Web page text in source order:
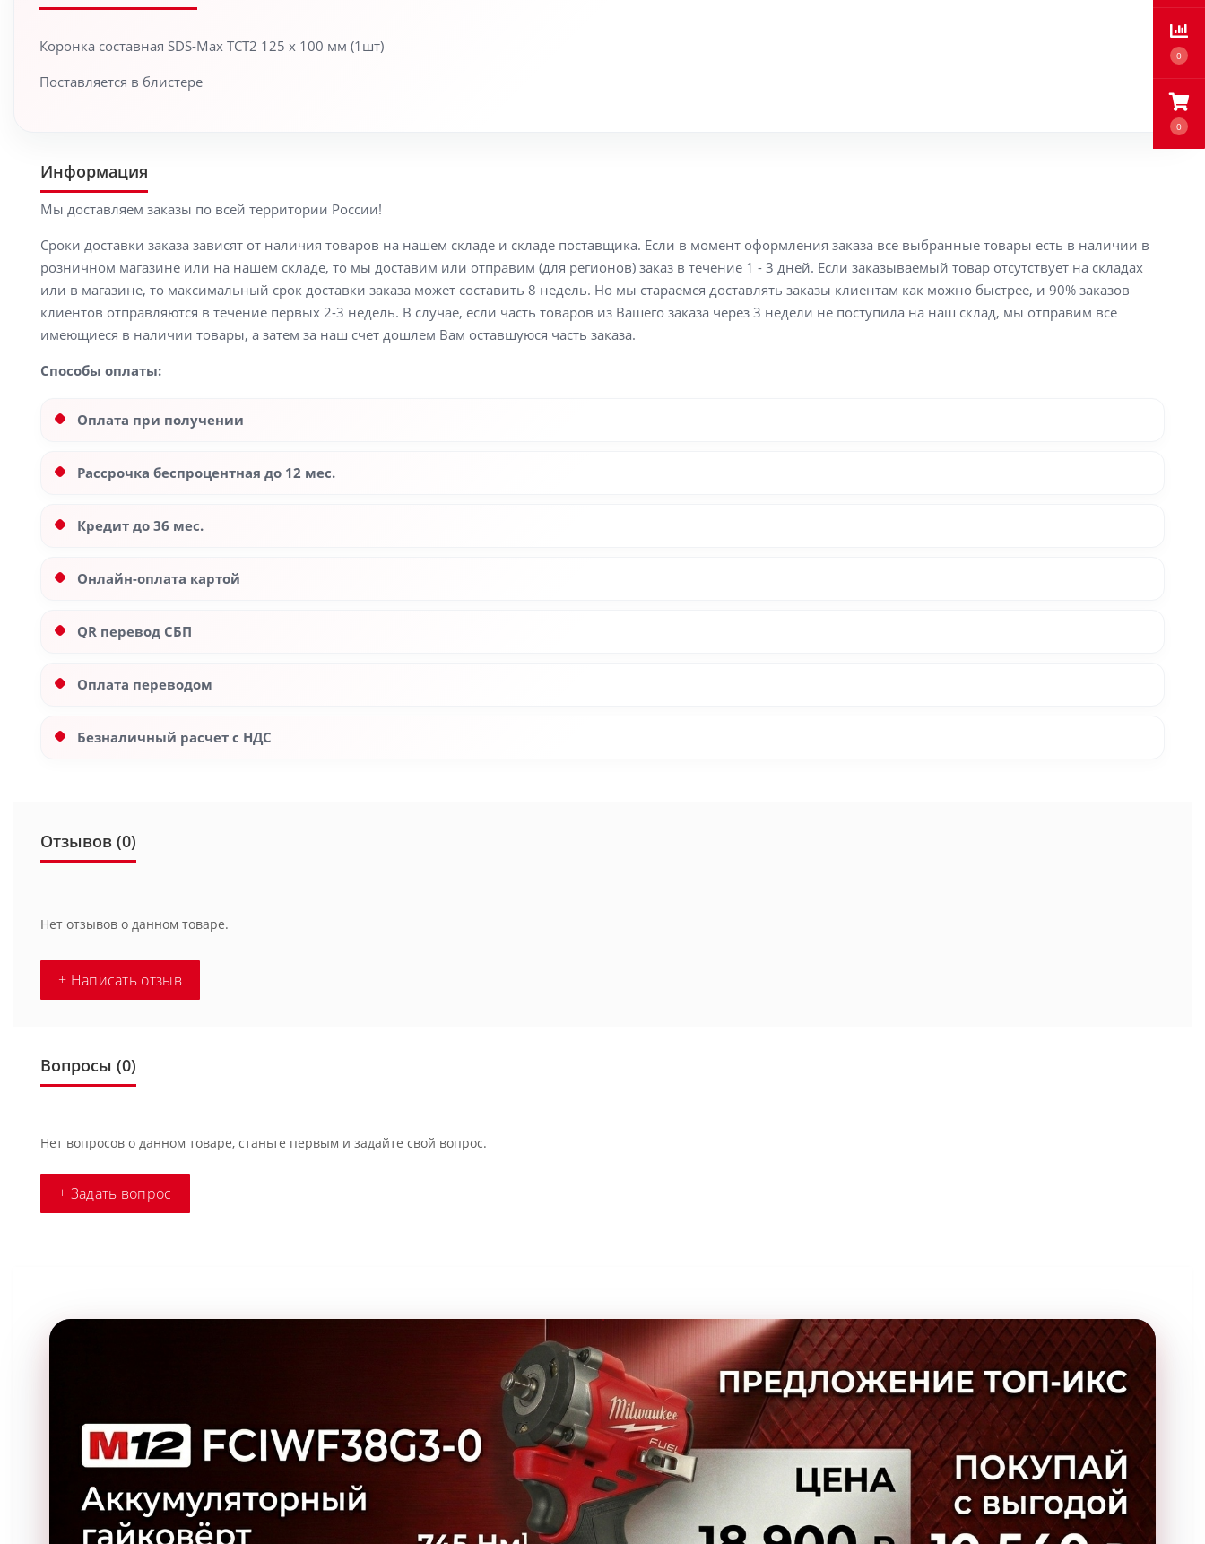
0
0
Коронка составная SDS-Max TCT2 125 x 100 мм (1шт)
Поставляется в блистере
Информация
Мы доставляем заказы по всей территории России!
Сроки доставки заказа зависят от наличия товаров на нашем складе и складе поставщика. Если в момент оформления заказа все выбранные товары есть в наличии в
розничном магазине или на нашем складе, то мы доставим или отправим (для регионов) заказ в течение 1 - 3 дней. Если заказываемый товар отсутствует на складах
или в магазине, то максимальный срок доставки заказа может составить 8 недель. Но мы стараемся доставлять заказы клиентам как можно быстрее, и 90% заказов
клиентов отправляются в течение первых 2-3 недель. В случае, если часть товаров из Вашего заказа через 3 недели не поступила на наш склад, мы отправим все
имеющиеся в наличии товары, а затем за наш счет дошлем Вам оставшуюся часть заказа.
Способы оплаты:
Оплата при получении
Рассрочка беспроцентная до 12 мес.
Кредит до 36 мес.
Онлайн-оплата картой
QR перевод СБП
Оплата переводом
Безналичный расчет с НДС
Отзывов (0)
Нет отзывов о данном товаре.
+ Написать отзыв
Вопросы (0)
Нет вопросов о данном товаре, станьте первым и задайте свой вопрос.
+ Задать вопрос